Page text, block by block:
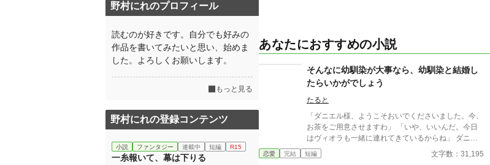
あなたにおすすめの小説
そんなに幼馴染が大事なら、幼馴染と結婚し
たらいかがでしょう
たると
「ダニエル様、ようこそおいでくださいました。今、
お茶をご用意させますわ」 「いや、いいんだ。今日
はヴィオラも一緒に連れてきているからね」 ダニエ
ルが半歩身を引くと、その背後から、同じく十四歳の
少女がひょっこりと顔を出した。 亜麻色の髪を可憐
恋愛 完結 短編 文字数：31,195
野村にれのプロフィール
読むのが好きです。自分でも好みの
作品を書いてみたいと思い、始めま
した。よろしくお願いします。
もっと見る
野村にれの登録コンテンツ
小説 ファンタジー 連載中 短編 R15
一糸報いて、幕は下りる